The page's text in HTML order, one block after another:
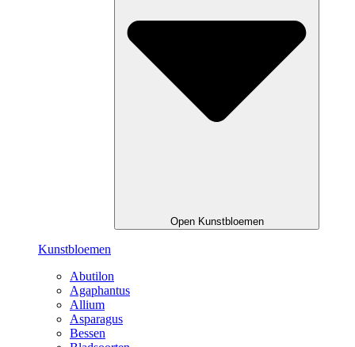
Open Kunstbloemen
Kunstbloemen
Abutilon
Agaphantus
Allium
Asparagus
Bessen